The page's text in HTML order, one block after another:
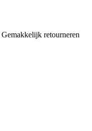
Gemakkelijk retourneren